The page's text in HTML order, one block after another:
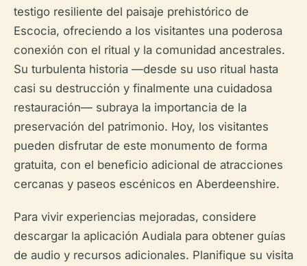
testigo resiliente del paisaje prehistórico de
Escocia, ofreciendo a los visitantes una poderosa
conexión con el ritual y la comunidad ancestrales.
Su turbulenta historia —desde su uso ritual hasta
casi su destrucción y finalmente una cuidadosa
restauración— subraya la importancia de la
preservación del patrimonio. Hoy, los visitantes
pueden disfrutar de este monumento de forma
gratuita, con el beneficio adicional de atracciones
cercanas y paseos escénicos en Aberdeenshire.
Para vivir experiencias mejoradas, considere
descargar la aplicación Audiala para obtener guías
de audio y recursos adicionales. Planifique su visita